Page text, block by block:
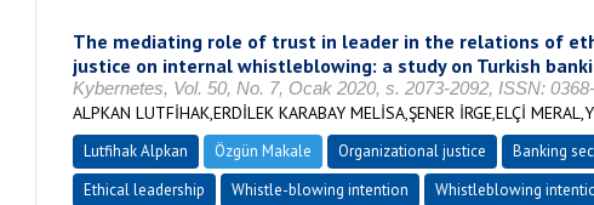
The mediating role of trust in leader in the relations of
justice on internal whistleblowing: a study on Turkish
Kybernetes, Vol. 50, No. 7, Ocak 2020, s. 2073-2092, ISSN:
ALPKAN LUTFİHAK,ERDİLEK KARABAY MELİSA,ŞENER İRGE,ELÇİ
Lutfihak Alpkan Özgün Makale Organizational justice Banking
Ethical leadership
Whistle-blowing intention Whistleblowing